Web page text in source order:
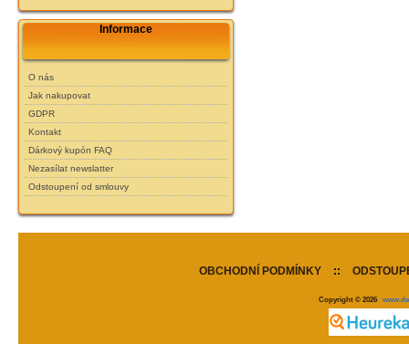
Informace
O nás
Jak nakupovat
GDPR
Kontakt
Dárkový kupón FAQ
Nezasílat newslatter
Odstoupení od smlouvy
OBCHODNÍ PODMÍNKY ::
Copyright © 2026